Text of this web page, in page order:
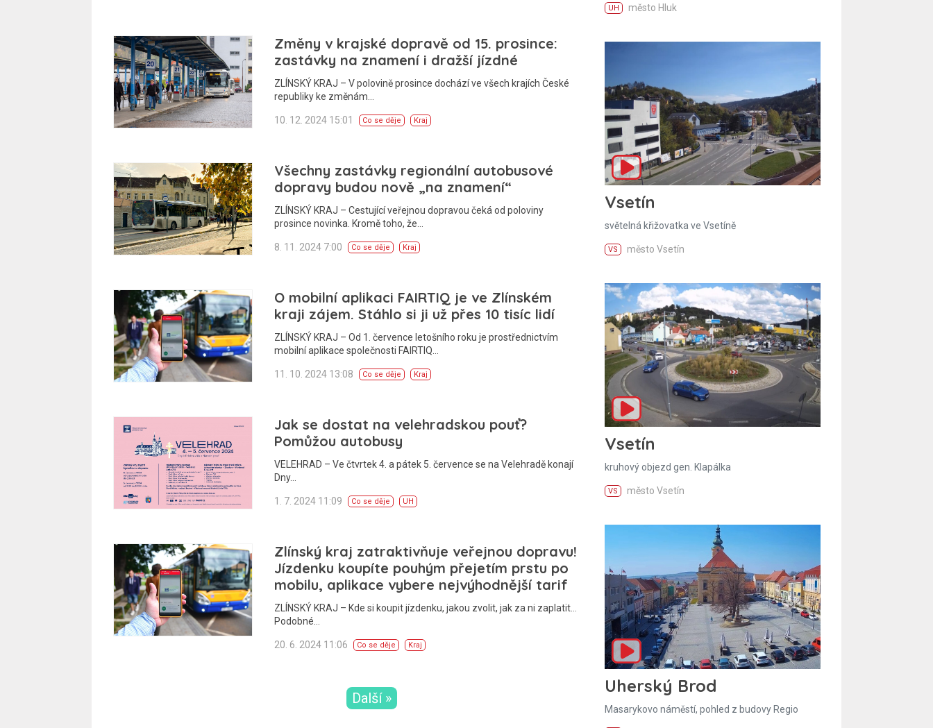
Změny v krajské dopravě od 15. prosince:
zastávky na znamení i dražší jízdné
ZLÍNSKÝ KRAJ – V polovině prosince dochází ve všech krajích České
republiky ke změnám…
10. 12. 2024 15:01 Co se děje Kraj
Všechny zastávky regionální autobusové
dopravy budou nově „na znamení“
ZLÍNSKÝ KRAJ – Cestující veřejnou dopravou čeká od poloviny
prosince novinka. Kromě toho, že…
8. 11. 2024 7:00 Co se děje Kraj
O mobilní aplikaci FAIRTIQ je ve Zlínském
kraji zájem. Stáhlo si ji už přes 10 tisíc lidí
ZLÍNSKÝ KRAJ – Od 1. července letošního roku je prostřednictvím
mobilní aplikace společnosti FAIRTIQ…
11. 10. 2024 13:08 Co se děje Kraj
Jak se dostat na velehradskou pouť?
Pomůžou autobusy
VELEHRAD – Ve čtvrtek 4. a pátek 5. července se na Velehradě konají
Dny…
1. 7. 2024 11:09 Co se děje UH
Zlínský kraj zatraktivňuje veřejnou dopravu!
Jízdenku koupíte pouhým přejetím prstu po
mobilu, aplikace vybere nejvýhodnější tarif
ZLÍNSKÝ KRAJ – Kde si koupit jízdenku, jakou zvolit, jak za ni zaplatit…
Podobné…
20. 6. 2024 11:06 Co se děje Kraj
Další »
UH město Hluk
Vsetín
světelná křižovatka ve Vsetíně
VS město Vsetín
Vsetín
kruhový objezd gen. Klapálka
VS město Vsetín
Uherský Brod
Masarykovo náměstí, pohled z budovy Regio